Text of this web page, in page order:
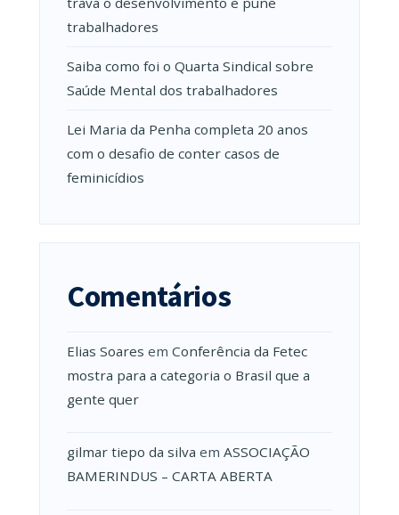
trabalhadores
Saiba como foi o Quarta Sindical sobre
Saúde Mental dos trabalhadores
Lei Maria da Penha completa 20 anos
com o desafio de conter casos de
feminicídios
Comentários
Elias Soares em Conferência da Fetec
mostra para a categoria o Brasil que a
gente quer
gilmar tiepo da silva em ASSOCIAÇÃO
BAMERINDUS – CARTA ABERTA